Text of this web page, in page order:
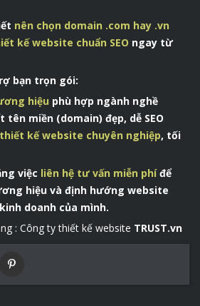
nên chọn domain .com hay .vn
kế website chuẩn SEO ngay từ
bạn trọn gói:
hiệu phù hợp ngành nghề
tên miền (domain) đẹp, dễ SEO
thiết kế website chuyên nghiệp, tối
việc liên hệ tư vấn miễn phíđể
hiệu và định hướng website
doanh của mình.
: Công ty thiết kế website TRUST.vn